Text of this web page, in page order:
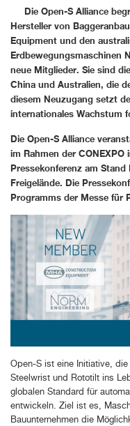
Die Open-S Alliance
Hersteller von
Equipment und den
Erdbewegungsmaschinen
neue Mitglieder. Sie sind
China und Australien, die
diesem Neuzugang setzt
internationales Wachstum
Die Open-S Alliance
im Rahmen der CONEXPO
Pressekonferenz am
Freigelände. Die
Programms der Messe für
Open-S ist eine Initiative,
Steelwrist und Rototilt ins
globalen Standard für
entwickeln. Ziel ist es,
Bauunternehmen die